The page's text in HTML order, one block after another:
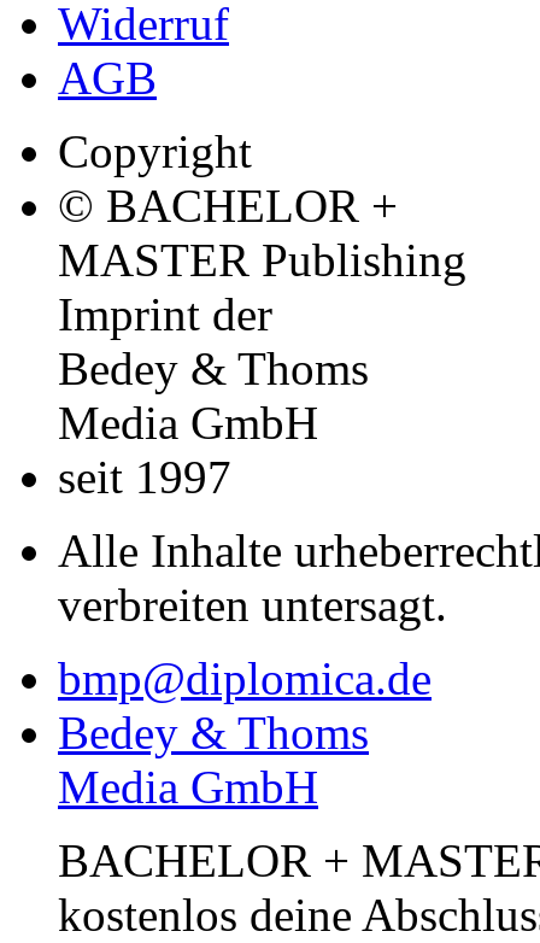
Widerruf
AGB
Copyright
© BACHELOR +
MASTER Publishing
Imprint der
Bedey & Thoms
Media GmbH
seit 1997
Alle Inhalte
verbreiten untersagt.
bmp@diplomica.de
Bedey & Thoms
Media GmbH
BACHELOR +
kostenlos deine